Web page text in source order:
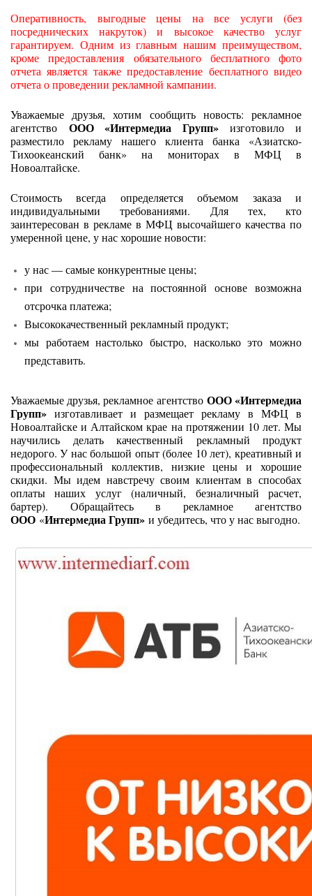
Оперативность, выгодные цены на все услуги (без
посреднических накруток) и высокое качество услуг
гарантируем. Одним из главным нашим преимуществом,
кроме предоставления обязательного бесплатного фото
отчета является также предоставление бесплатного видео
отчета о проведении рекламной кампании.
Уважаемые друзья, хотим сообщить новость: рекламное
агентство ООО «Интермедиа Групп»изготовило и
разместило рекламу нашего клиента банка «Азиатско-
Тихоокеанский банк» на мониторах в МФЦ в
Новоалтайске.
Стоимость всегда определяется объемом заказа и
индивидуальными требованиями. Для тех, кто
заинтересован в рекламе в МФЦ высочайшего качества по
умеренной цене, у нас хорошие новости:
у нас — самые конкурентные цены;
при сотрудничестве на постоянной основе возможна
отсрочка платежа;
Высококачественный рекламный продукт;
мы работаем настолько быстро, насколько это можно
представить.
Уважаемые друзья, рекламное агентство ООО «Интермедиа
Групп» изготавливает и размещает рекламу в МФЦ в
Новоалтайске и Алтайском крае на протяжении 10 лет. Мы
научились делать качественный рекламный продукт
недорого. У нас большой опыт (более 10 лет), креативный и
профессиональный коллектив, низкие цены и хорошие
скидки. Мы идем навстречу своим клиентам в способах
оплаты наших услуг (наличный, безналичный расчет,
бартер). Обращайтесь в рекламное агентство
ООО «Интермедиа Групп» и убедитесь, что у нас выгодно.